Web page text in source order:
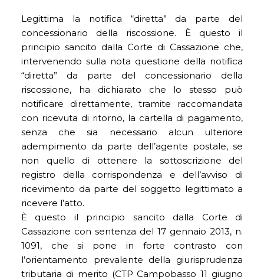
Legittima la notifica “diretta” da parte del
concessionario della riscossione. È questo il
principio sancito dalla Corte di Cassazione che,
intervenendo sulla nota questione della notifica
“diretta” da parte del concessionario della
riscossione, ha dichiarato che lo stesso può
notificare direttamente, tramite raccomandata
con ricevuta di ritorno, la cartella di pagamento,
senza che sia necessario alcun ulteriore
adempimento da parte dell’agente postale, se
non quello di ottenere la sottoscrizione del
registro della corrispondenza e dell’avviso di
ricevimento da parte del soggetto legittimato a
ricevere l’atto.
È questo il principio sancito dalla Corte di
Cassazione con sentenza del 17 gennaio 2013, n.
1091, che si pone in forte contrasto con
l’orientamento prevalente della giurisprudenza
tributaria di merito (CTP Campobasso 11 giugno